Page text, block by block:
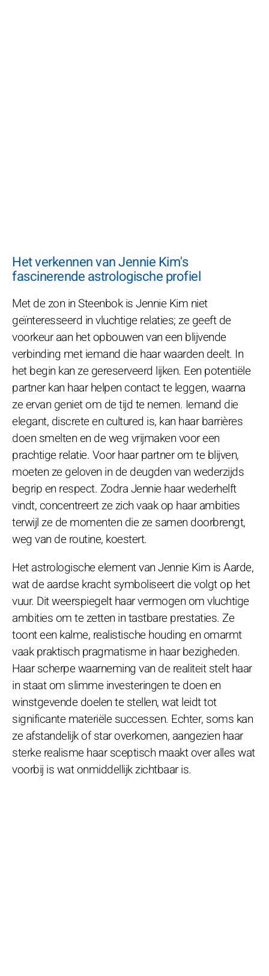
Het verkennen van Jennie Kim's
fascinerende astrologische profiel
Met de zon in Steenbok is Jennie Kim niet
geïnteresseerd in vluchtige relaties; ze geeft de
voorkeur aan het opbouwen van een blijvende
verbinding met iemand die haar waarden deelt. In
het begin kan ze gereserveerd lijken. Een potentiële
partner kan haar helpen contact te leggen, waarna
ze ervan geniet om de tijd te nemen. Iemand die
elegant, discrete en cultured is, kan haar barrières
doen smelten en de weg vrijmaken voor een
prachtige relatie. Voor haar partner om te blijven,
moeten ze geloven in de deugden van wederzijds
begrip en respect. Zodra Jennie haar wederhelft
vindt, concentreert ze zich vaak op haar ambities
terwijl ze de momenten die ze samen doorbrengt,
weg van de routine, koestert.
Het astrologische element van Jennie Kim is Aarde,
wat de aardse kracht symboliseert die volgt op het
vuur. Dit weerspiegelt haar vermogen om vluchtige
ambities om te zetten in tastbare prestaties. Ze
toont een kalme, realistische houding en omarmt
vaak praktisch pragmatisme in haar bezigheden.
Haar scherpe waarneming van de realiteit stelt haar
in staat om slimme investeringen te doen en
winstgevende doelen te stellen, wat leidt tot
significante materiële successen. Echter, soms kan
ze afstandelijk of star overkomen, aangezien haar
sterke realisme haar sceptisch maakt over alles wat
voorbij is wat onmiddellijk zichtbaar is.